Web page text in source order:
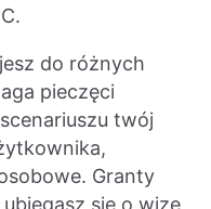
do różnych
pieczęci
twój
Granty
się o wizę